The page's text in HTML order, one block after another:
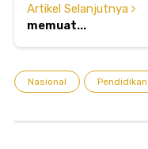
Artikel Selanjutnya
memuat...
Nasional Pendidikan